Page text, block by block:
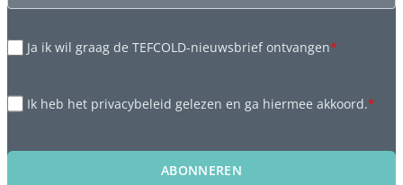
Ja ik wil graag de TEFCOLD-nieuwsbrief ontvangen*
Ik heb het privacybeleid gelezen en ga hiermee akkoord.*
ABONNEREN